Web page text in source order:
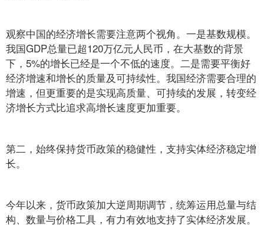
观察中国的经济增长需要注意两个视角。一是基数规模。
我国GDP总量已超120万亿元人民币，在大基数的背景
下，5%的增长已经是一个不低的速度。二是需要平衡好
经济增速和增长的质量及可持续性。我国经济需要合理的
增速，但更重要的是实现高质量、可持续的发展，转变经
济增长方式比追求高增长速度更加重要。
第二，始终保持货币政策的稳健性，支持实体经济稳定增
长。
今年以来，货币政策加大逆周期调节，统筹运用总量与结
构、数量与价格工具，有力有效地支持了实体经济发展。